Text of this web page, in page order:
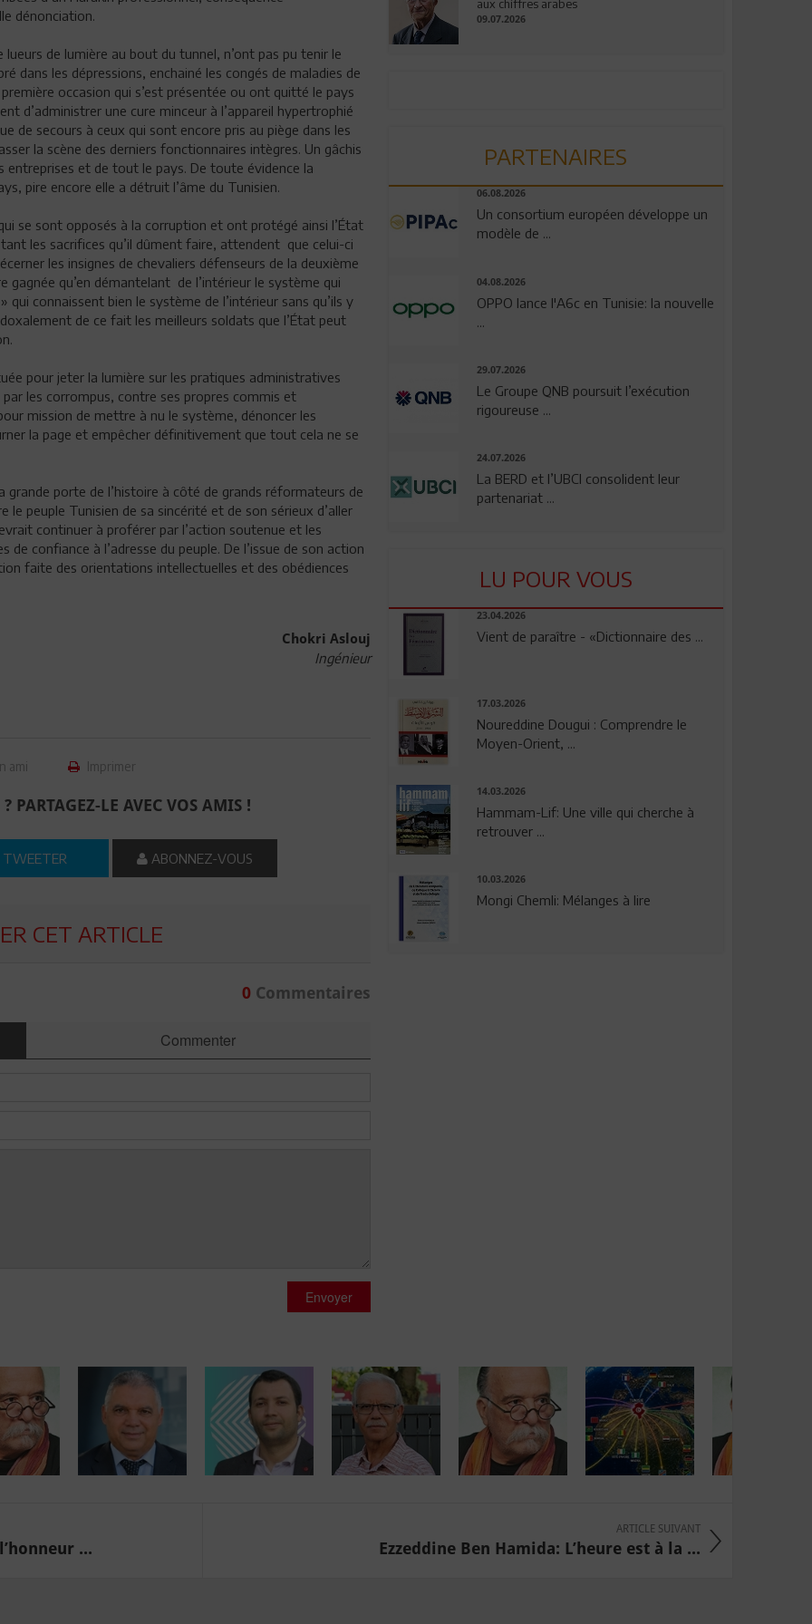
dénonciation.
de lumière au bout du tunnel, n’ont pas pu tenir le
dans les dépressions, enchainé les congés de maladies de
occasion qui s’est présentée ou ont quitté le pays
d’administrer une cure minceur à l’appareil hypertrophié
de secours à ceux qui sont encore pris au piège dans les
la scène des derniers fonctionnaires intègres. Un gâchis
entreprises et de tout le pays. De toute évidence la
pire encore elle a détruit l’âme du Tunisien.
se sont opposés à la corruption et ont protégé ainsi l’État
les sacrifices qu’il dûment faire, attendent que celui-ci
les insignes de chevaliers défenseurs de la deuxième
qu’en démantelant de l’intérieur le système qui
qui connaissent bien le système de l’intérieur sans qu’ils y
de ce fait les meilleurs soldats que l’État peut
pour jeter la lumière sur les pratiques administratives
par les corrompus, contre ses propres commis et
mission de mettre à nu le système, dénoncer les
la page et empêcher définitivement que tout cela ne se
grande porte de l’histoire à côté de grands réformateurs de
le peuple Tunisien de sa sincérité et de son sérieux d’aller
continuer à proférer par l’action soutenue et les
confiance à l’adresse du peuple. De l’issue de son action
faite des orientations intellectuelles et des obédiences
Chokri Aslouj
Ingénieur
ami Imprimer
PARTAGEZ-LE AVEC VOS AMIS !
ABONNEZ-VOUS
CET ARTICLE
0Commentaires
Commenter
Envoyer
aux chiffres arabes
09.07.2026
PARTENAIRES
06.08.2026
Un consortium européen développe un
modèle de ...
04.08.2026
OPPO lance l'A6c en Tunisie: la nouvelle
29.07.2026
Le Groupe QNB poursuit l’exécution
rigoureuse ...
24.07.2026
La BERD et l’UBCI consolident leur
partenariat ...
LU POUR VOUS
23.04.2026
Vient de paraître - «Dictionnaire des ...
17.03.2026
Noureddine Dougui : Comprendre le
Moyen-Orient, ...
14.03.2026
Hammam-Lif: Une ville qui cherche à
retrouver ...
10.03.2026
Mongi Chemli: Mélanges à lire
...
ARTICLE SUIVANT
Ezzeddine Ben Hamida: L’heure est à la ...